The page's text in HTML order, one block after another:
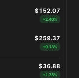
$152.07
+2.40%
$259.37
+0.13%
$36.88
+1.75%